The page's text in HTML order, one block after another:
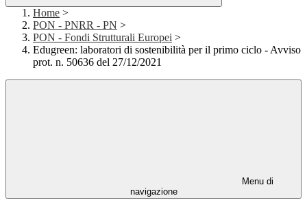
Home >
PON - PNRR - PN >
PON - Fondi Strutturali Europei >
Edugreen: laboratori di sostenibilità per il primo ciclo - Avviso
prot. n. 50636 del 27/12/2021
Menu di
navigazione